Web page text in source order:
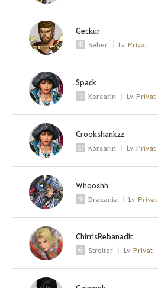
Geckur
Seher Lv Privat
Spack
Korsarin Lv Privat
Crookshankzz
Korsarin Lv Privat
Whooshh
Drakania Lv Privat
ChirrisRebanadit
Streiter Lv Privat